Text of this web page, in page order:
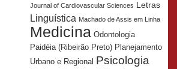
Journal of Cardiovascular Sciences Letras
Linguística Machado de Assis em Linha
Medicina Odontologia
Paidéia (Ribeirão Preto) Planejamento
Urbano e Regional Psicologia